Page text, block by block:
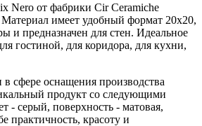
Nero от фабрики Cir Ceramiche
имеет удобный формат 20x20,
и предназначен для стен. Идеальное
гостиной, для коридора, для кухни,
сфере оснащения производства
продукт со следующими
- серый, поверхность - матовая,
практичность, красоту и